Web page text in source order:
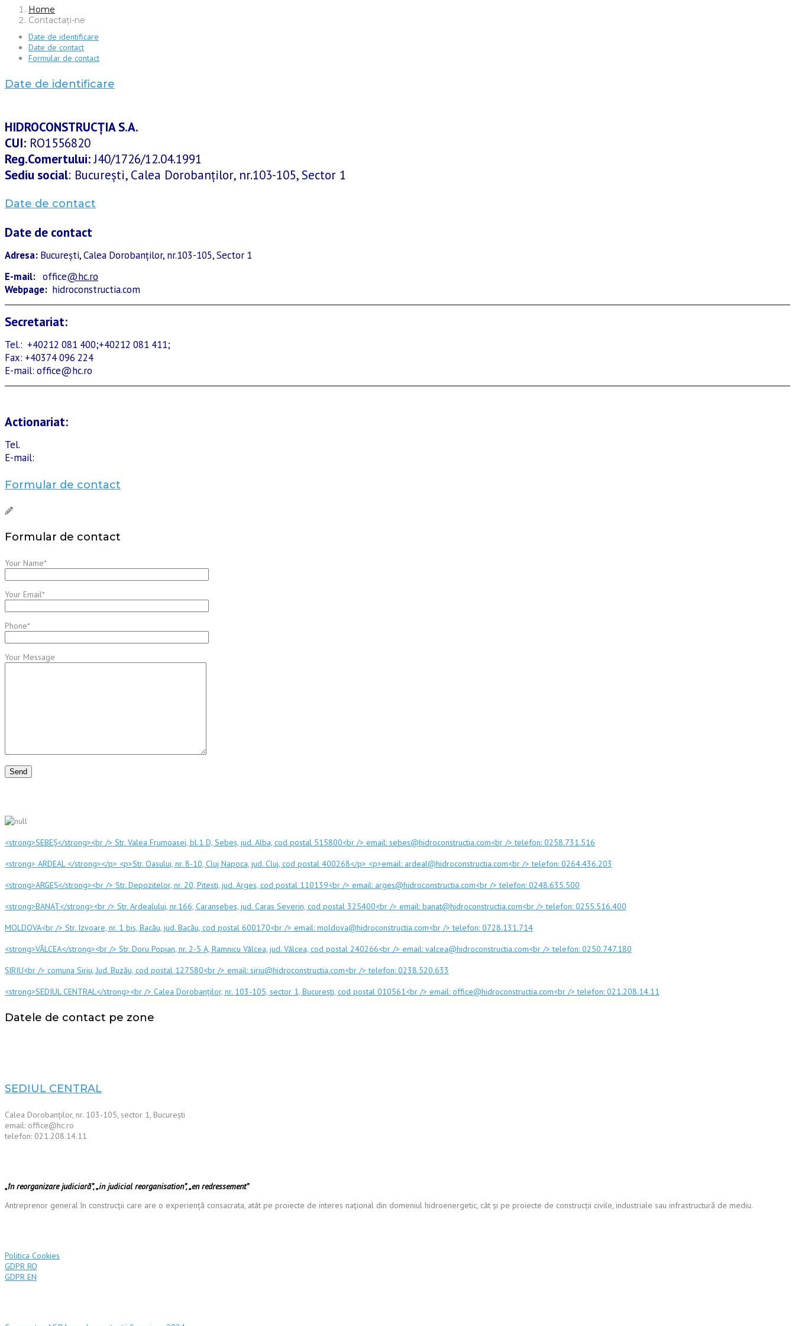
Home
Contactaţi-ne
Date de identificare
Date de contact
Formular de contact
Date de identificare
HIDROCONSTRUCȚIA S.A.
CUI: RO1556820
Reg.Comertului:J40/1726/12.04.1991
Sediu social: București, Calea Dorobanților, nr.103-105, Sector 1
Date de contact
Date de contact
Adresa: București, Calea Dorobanților, nr.103-105, Sector 1
E-mail: office@hc.ro
Webpage: hidroconstructia.com
Secretariat:
Tel.: +40212 081 400;+40212 081 411;
Fax: +40374 096 224
E-mail: office@hc.ro
Actionariat:
Tel.
E-mail:
Formular de contact
Formular de contact
Your Name*
Your Email*
Phone*
Your Message
<strong>SEBEȘ</strong><br /> Str. Valea Frumoasei, bl.1 D, Sebeș, jud. Alba, cod postal 515800<br /> email: sebes@hidroconstructia.com<br /> telefon: 0258.731.516
<strong> ARDEAL </strong></p> <p>Str. Oasului, nr. 8-10, Cluj Napoca, jud. Cluj, cod postal 400268</p> <p>email: ardeal@hidroconstructia.com<br /> telefon: 0264.436.203
<strong>ARGEȘ</strong><br /> Str. Depozitelor, nr. 20, Pitesti, jud. Arges, cod postal 110139<br /> email: arges@hidroconstructia.com<br /> telefon: 0248.635.500
<strong>BANAT</strong><br /> Str. Ardealului, nr.166, Caransebes, jud. Caras Severin, cod postal 325400<br /> email: banat@hidroconstructia.com<br /> telefon: 0255.516.400
MOLDOVA<br /> Str. Izvoare, nr. 1 bis, Bacău, jud. Bacău, cod postal 600170<br /> email: moldova@hidroconstructia.com<br /> telefon: 0728.131.714
<strong>VÂLCEA</strong><br /> Str. Doru Popian, nr. 2-5 A, Ramnicu Vâlcea, jud. Vâlcea, cod postal 240266<br /> email: valcea@hidroconstructia.com<br /> telefon: 0250.747.180
ȘIRIU<br /> comuna Siriu, Jud. Buzău, cod postal 127580<br /> email: siriu@hidroconstructia.com<br /> telefon: 0238.520.633
<strong>SEDIUL CENTRAL</strong><br /> Calea Dorobanților, nr. 103-105, sector 1, București, cod postal 010561<br /> email: office@hidroconstructia.com<br /> telefon: 021.208.14.11
Datele de contact pe zone
SEDIUL CENTRAL
Calea Dorobanților, nr. 103-105, sector 1, București
email: office@hc.ro
telefon: 021.208.14.11
„în reorganizare judiciară”, „in judicial reorganisation”, „en redressement”
Antreprenor general în construcții care are o experiență consacrata, atât pe proiecte de interes național din domeniul hidroenergetic, cât și pe proiecte de construcții civile, industriale sau infrastructură de mediu.
Politica Cookies
GDPR RO
GDPR EN